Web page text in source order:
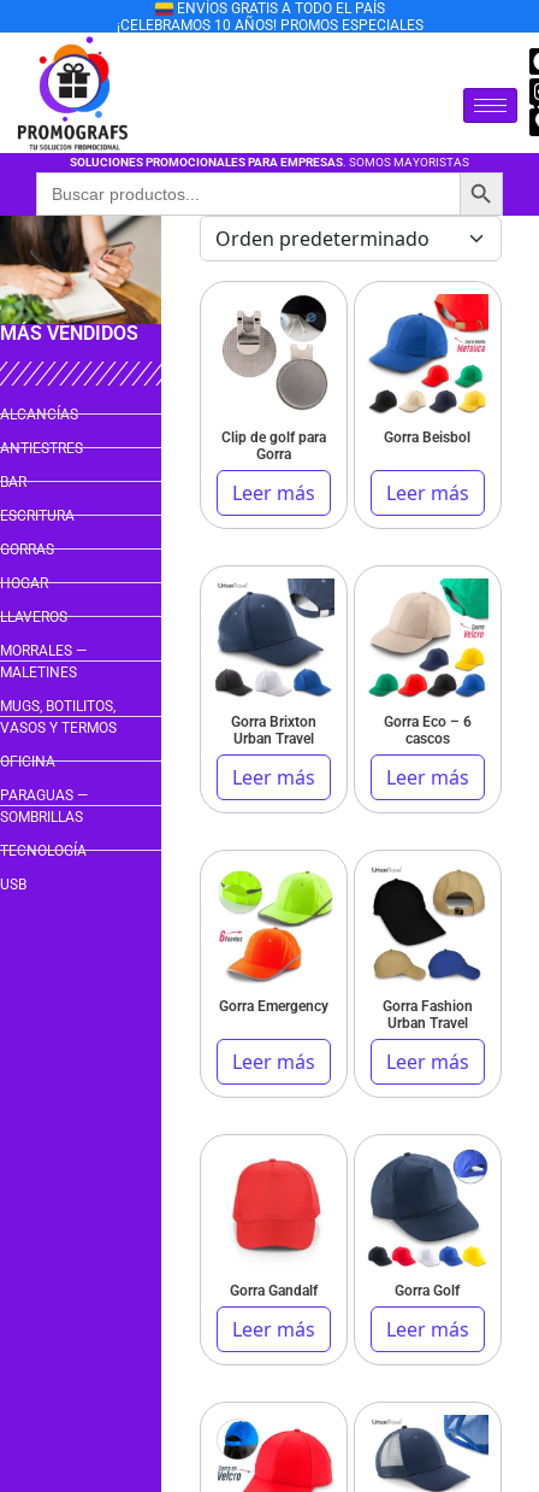
ENVÍOS GRATIS A TODO EL PAÍS
¡CELEBRAMOS 10 AÑOS! PROMOS ESPECIALES
SOLUCIONES PROMOCIONALES PARA EMPRESAS. SOMOS MAYORISTAS
Buscar: Botón de
MÁS VENDIDOS
ALCANCÍAS
ANTIESTRES
BAR
ESCRITURA
GORRAS
HOGAR
LLAVEROS
MORRALES —
MALETINES
MUGS, BOTILITOS,
VASOS Y TERMOS
OFICINA
PARAGUAS —
SOMBRILLAS
TECNOLOGÍA
USB
Clip de golf para
Gorra
Leer más
Gorra Beisbol
Leer más
Gorra Brixton
Urban Travel
Leer más
Gorra Eco – 6
cascos
Leer más
Gorra Emergency
Leer más
Gorra Fashion
Urban Travel
Leer más
Gorra Gandalf
Leer más
Gorra Golf
Leer más